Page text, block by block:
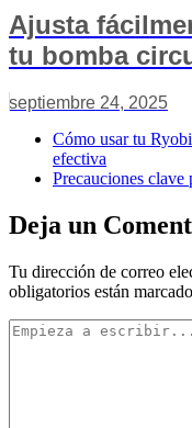
Ajusta
tu bomba
septiembre 24, 2025
Cómo usar tu
efectiva
Precauciones clave
Deja un
Tu dirección de correo
obligatorios están